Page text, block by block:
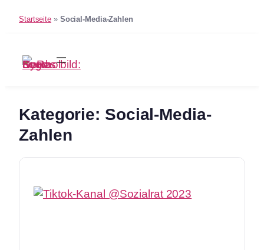
Startseite » Social-Media-Zahlen
Inhalt
springen
Kategorie: Social-Media-
Zahlen